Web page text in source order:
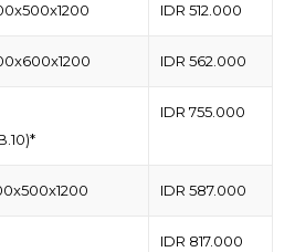
IDR 512.000
IDR 562.000
IDR 755.000
IDR 587.000
IDR 817.000